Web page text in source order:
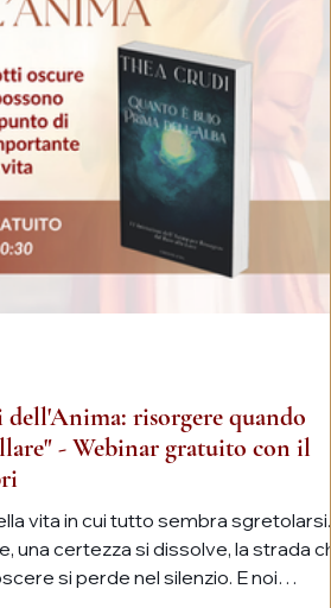
dell'Anima: risorgere quando
- Webinar gratuito con il
vita in cui tutto sembra sgretolarsi.
una certezza si dissolve, la strada
si perde nel silenzio. E noi